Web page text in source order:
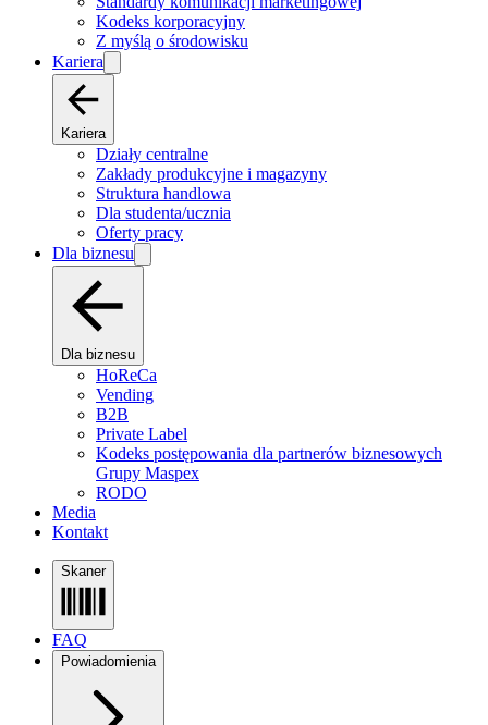
Kodeks korporacyjny
Z myślą o środowisku
Kariera
Kariera
Działy centralne
Zakłady produkcyjne i magazyny
Struktura handlowa
Dla studenta/ucznia
Oferty pracy
Dla biznesu
Dla biznesu
HoReCa
Vending
B2B
Private Label
Kodeks postępowania dla partnerów biznesowych
Grupy Maspex
RODO
Media
Kontakt
Skaner
FAQ
Powiadomienia